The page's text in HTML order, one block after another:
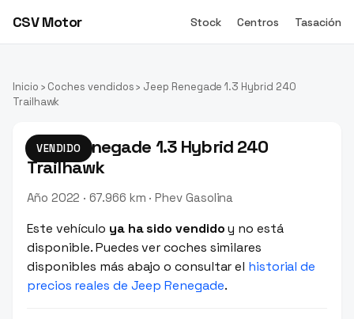
CSV Motor Stock Centros Tasación
Inicio › Coches vendidos› Jeep Renegade 1.3 Hybrid 240
Trailhawk
VENDIDO
Jeep Renegade 1.3 Hybrid 240
Trailhawk
Año 2022 · 67.966 km · Phev Gasolina
Este vehículo ya ha sido vendidoy no está
disponible. Puedes ver coches similares
disponibles más abajo o consultar el historial de
precios reales de Jeep Renegade.